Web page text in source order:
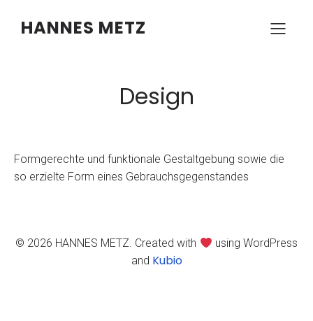
HANNES METZ
Design
Formgerechte und funktionale Gestaltgebung sowie die
so erzielte Form eines Gebrauchsgegenstandes
© 2026 HANNES METZ. Created with
using WordPress
and Kubio